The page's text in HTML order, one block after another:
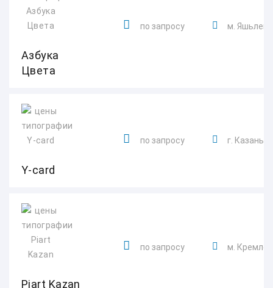
Азбука
Цвета
по запросу м. Яшьлек
Y-card
по запросу г. Казань,
Piart Kazan
по запросу м.